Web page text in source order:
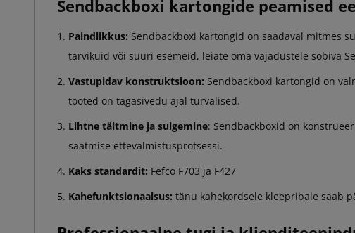
Sendbackboxi kartongide peamised
Paindlikkus: Sendbackboxi kartongid on saadaval mitmes
tarvikuid või suuri esemeid, leiate oma vajadustele sobiva
Vastupidav konstruktsioon: Sendbackboxi kartongid on
tooted on tagasivedu ajal turvalised.
Lihtne täitmine ja sulgemine: Sendbackboxid on
saatmise ettevalmistusprotsessi.
Kaks standardit: Fefco F703 ja F427
Kahefunktsionaalsus: tänu kahekordsele kleepribale saab